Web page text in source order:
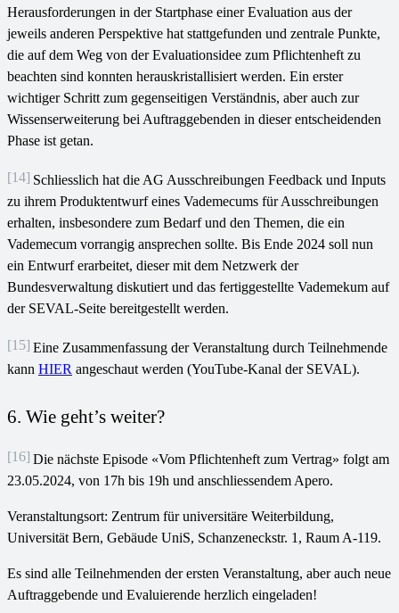
Herausforderungen in der Startphase einer Evaluation aus der
jeweils anderen Perspektive hat stattgefunden und zentrale Punkte,
die auf dem Weg von der Evaluationsidee zum Pflichtenheft zu
beachten sind konnten herauskristallisiert werden. Ein erster
wichtiger Schritt zum gegenseitigen Verständnis, aber auch zur
Wissenserweiterung bei Auftraggebenden in dieser entscheidenden
Phase ist getan.
[14] Schliesslich hat die AG Ausschreibungen Feedback und Inputs
zu ihrem Produktentwurf eines Vademecums für Ausschreibungen
erhalten, insbesondere zum Bedarf und den Themen, die ein
Vademecum vorrangig ansprechen sollte. Bis Ende 2024 soll nun
ein Entwurf erarbeitet, dieser mit dem Netzwerk der
Bundesverwaltung diskutiert und das fertiggestellte Vademekum auf
der SEVAL-Seite bereitgestellt werden.
[15] Eine Zusammenfassung der Veranstaltung durch Teilnehmende
kann HIER angeschaut werden (YouTube-Kanal der SEVAL).
6. Wie geht’s weiter?
[16] Die nächste Episode «Vom Pflichtenheft zum Vertrag» folgt am
23.05.2024, von 17h bis 19h und anschliessendem Apero.
Veranstaltungsort: Zentrum für universitäre Weiterbildung,
Universität Bern, Gebäude UniS, Schanzeneckstr. 1, Raum A-119.
Es sind alle Teilnehmenden der ersten Veranstaltung, aber auch neue
Auftraggebende und Evaluierende herzlich eingeladen!